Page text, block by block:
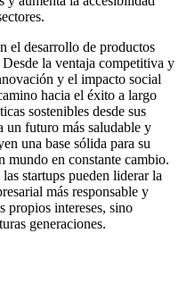
el desarrollo de productos
Desde la ventaja competitiva y
y el impacto social
hacia el éxito a largo
sostenibles desde sus
un futuro más saludable y
una base sólida para su
mundo en constante cambio.
startups pueden liderar la
más responsable y
propios intereses, sino
generaciones.